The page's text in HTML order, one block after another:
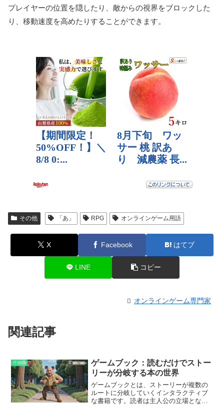
プレイヤーの位置を隠したり、敵からの視界をブロックした
り、移動速度を高めたりすることができます。
その他 「あ」 RPG オンラインゲーム用語
X Facebook はてブ
LINE コピー
オンラインゲーム専門家
関連記事
その他
ゲームブック：読むだけでストー
リーが分岐する本の世界
ゲームブックとは、ストーリーが複数の
ルートに分岐していくインタラクティブ
な書籍です。読者は主人公の立場とな